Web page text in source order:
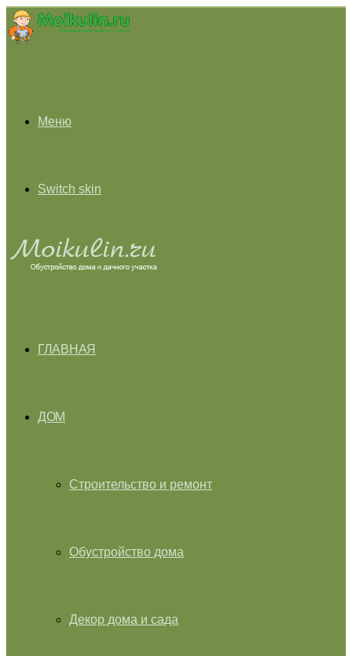
Меню
Switch skin
ГЛАВНАЯ
ДОМ
Строительство и ремонт
Обустройство дома
Декор дома и сада